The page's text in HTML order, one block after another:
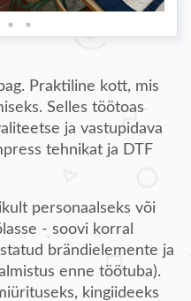
Praktiline kott, mis
Selles töötoas
ja vastupidava
tehnikat ja DTF
personaalseks või
- soovi korral
brändielemente ja
enne töötuba).
kingiideeks